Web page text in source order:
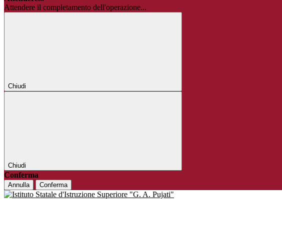
Attendere il completamento dell'operazione...
Chiudi
Chiudi
Conferma
Annulla Conferma